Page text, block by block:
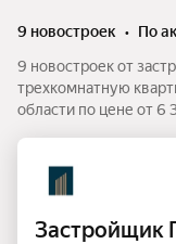
9 новостроек •
по
9 новостроек от
трехкомнатную
области по цене от 6
Застройщик